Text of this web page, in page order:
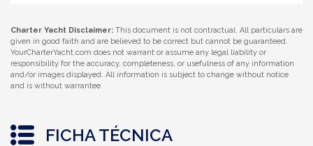
Charter Yacht Disclaimer: This document is not contractual. All particulars are
given in good faith and are believed to be correct but cannot be guaranteed.
YourCharterYacht.com does not warrant or assume any legal liability or
responsibility for the accuracy, completeness, or usefulness of any information
and/or images displayed. All information is subject to change without notice
and is without warrantee.
FICHA TÉCNICA